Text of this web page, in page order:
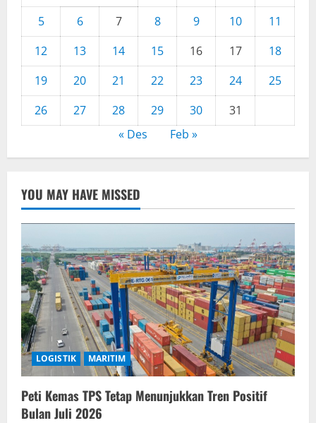
5
6 7 8 9 10
11
12
13 14 15 16 17
18
19
20 21 22 23 24
25
26
27 28 29 30
31
« Des
Feb »
YOU MAY HAVE MISSED
LOGISTIK MARITIM
Peti Kemas TPS Tetap Menunjukkan Tren Positif
Bulan Juli 2026